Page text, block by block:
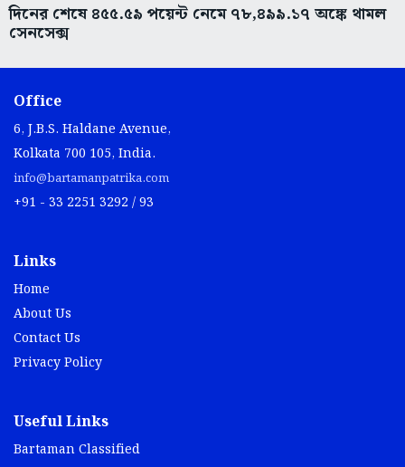
দিনের শেষে ৪৫৫.৫৯ পয়েন্ট নেমে ৭৮,৪৯৯.১৭ অঙ্কে থামল
সেনসেক্স
Office
6, J.B.S. Haldane Avenue,
Kolkata 700 105, India.
info@bartamanpatrika.com
+91 - 33 2251 3292 / 93
Links
Home
About Us
Contact Us
Privacy Policy
Useful Links
Bartaman Classified